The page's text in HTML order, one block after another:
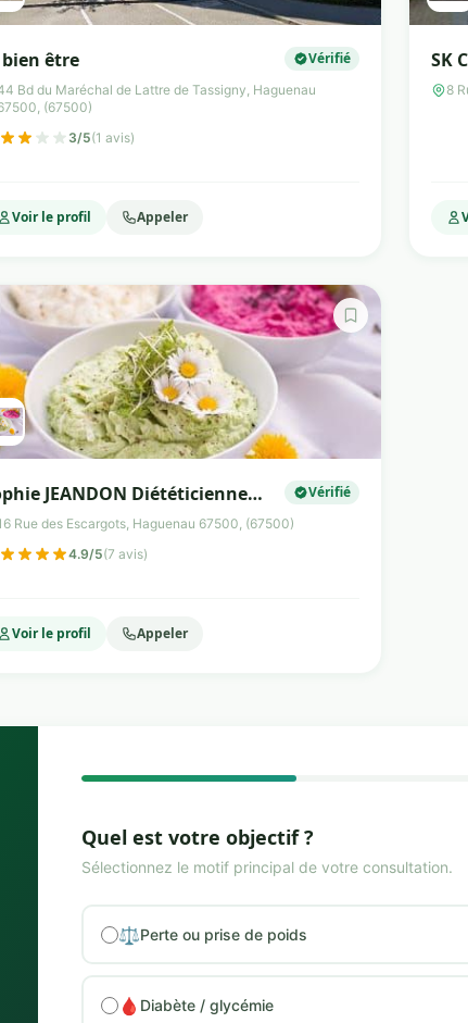
être Vérifié
Bd du Maréchal de Lattre de Tassigny, Haguenau
(67500)
3/5(1 avis)
Voir le profil Appeler
SK
8
JEANDON Diététicienne
Vérifié
Rue des Escargots, Haguenau 67500, (67500)
4.9/5(7 avis)
Voir le profil Appeler
Quel est votre objectif ?
Sélectionnez le motif principal de votre consultation.
⚖️Perte ou prise de poids
🩸 Diabète / glycémie